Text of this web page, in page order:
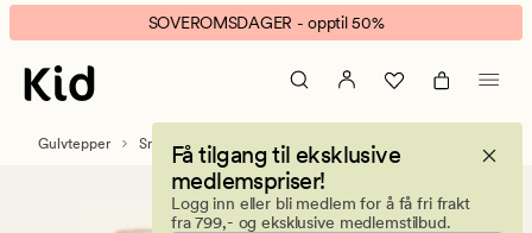
London
ullteppe
beige
banner.
Klikk
ESCAPE
SOVEROMSDAGER - opptil 50%
Få tilgang til eksklusive
medlemspriser!
Logg inn eller bli medlem for å få fri frakt
fra 799,- og eksklusive medlemstilbud.
Gulvtepper Små tepper